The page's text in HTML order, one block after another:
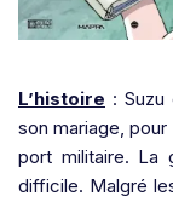
L’histoire : Suzu
son mariage,
port militaire. La
difficile. Malgré